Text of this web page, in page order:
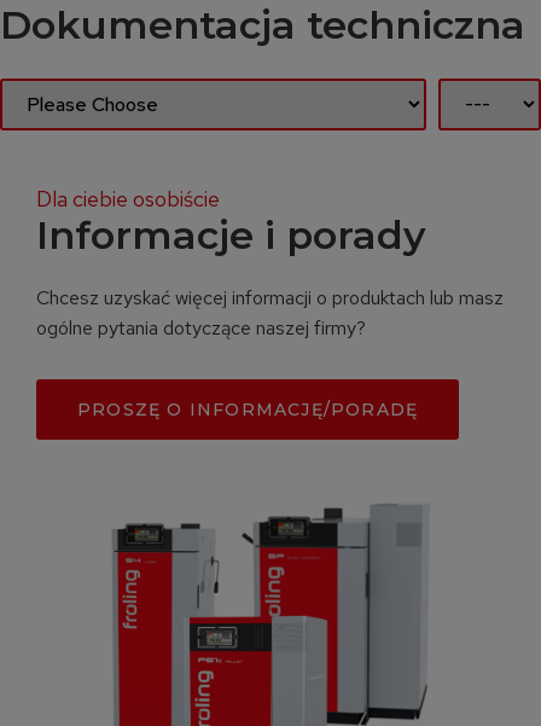
Dokumentacja techniczna
Dla ciebie osobiście
Informacje i porady
Chcesz uzyskać więcej informacji o produktach lub masz
ogólne pytania dotyczące naszej firmy?
PROSZĘ O INFORMACJĘ/PORADĘ